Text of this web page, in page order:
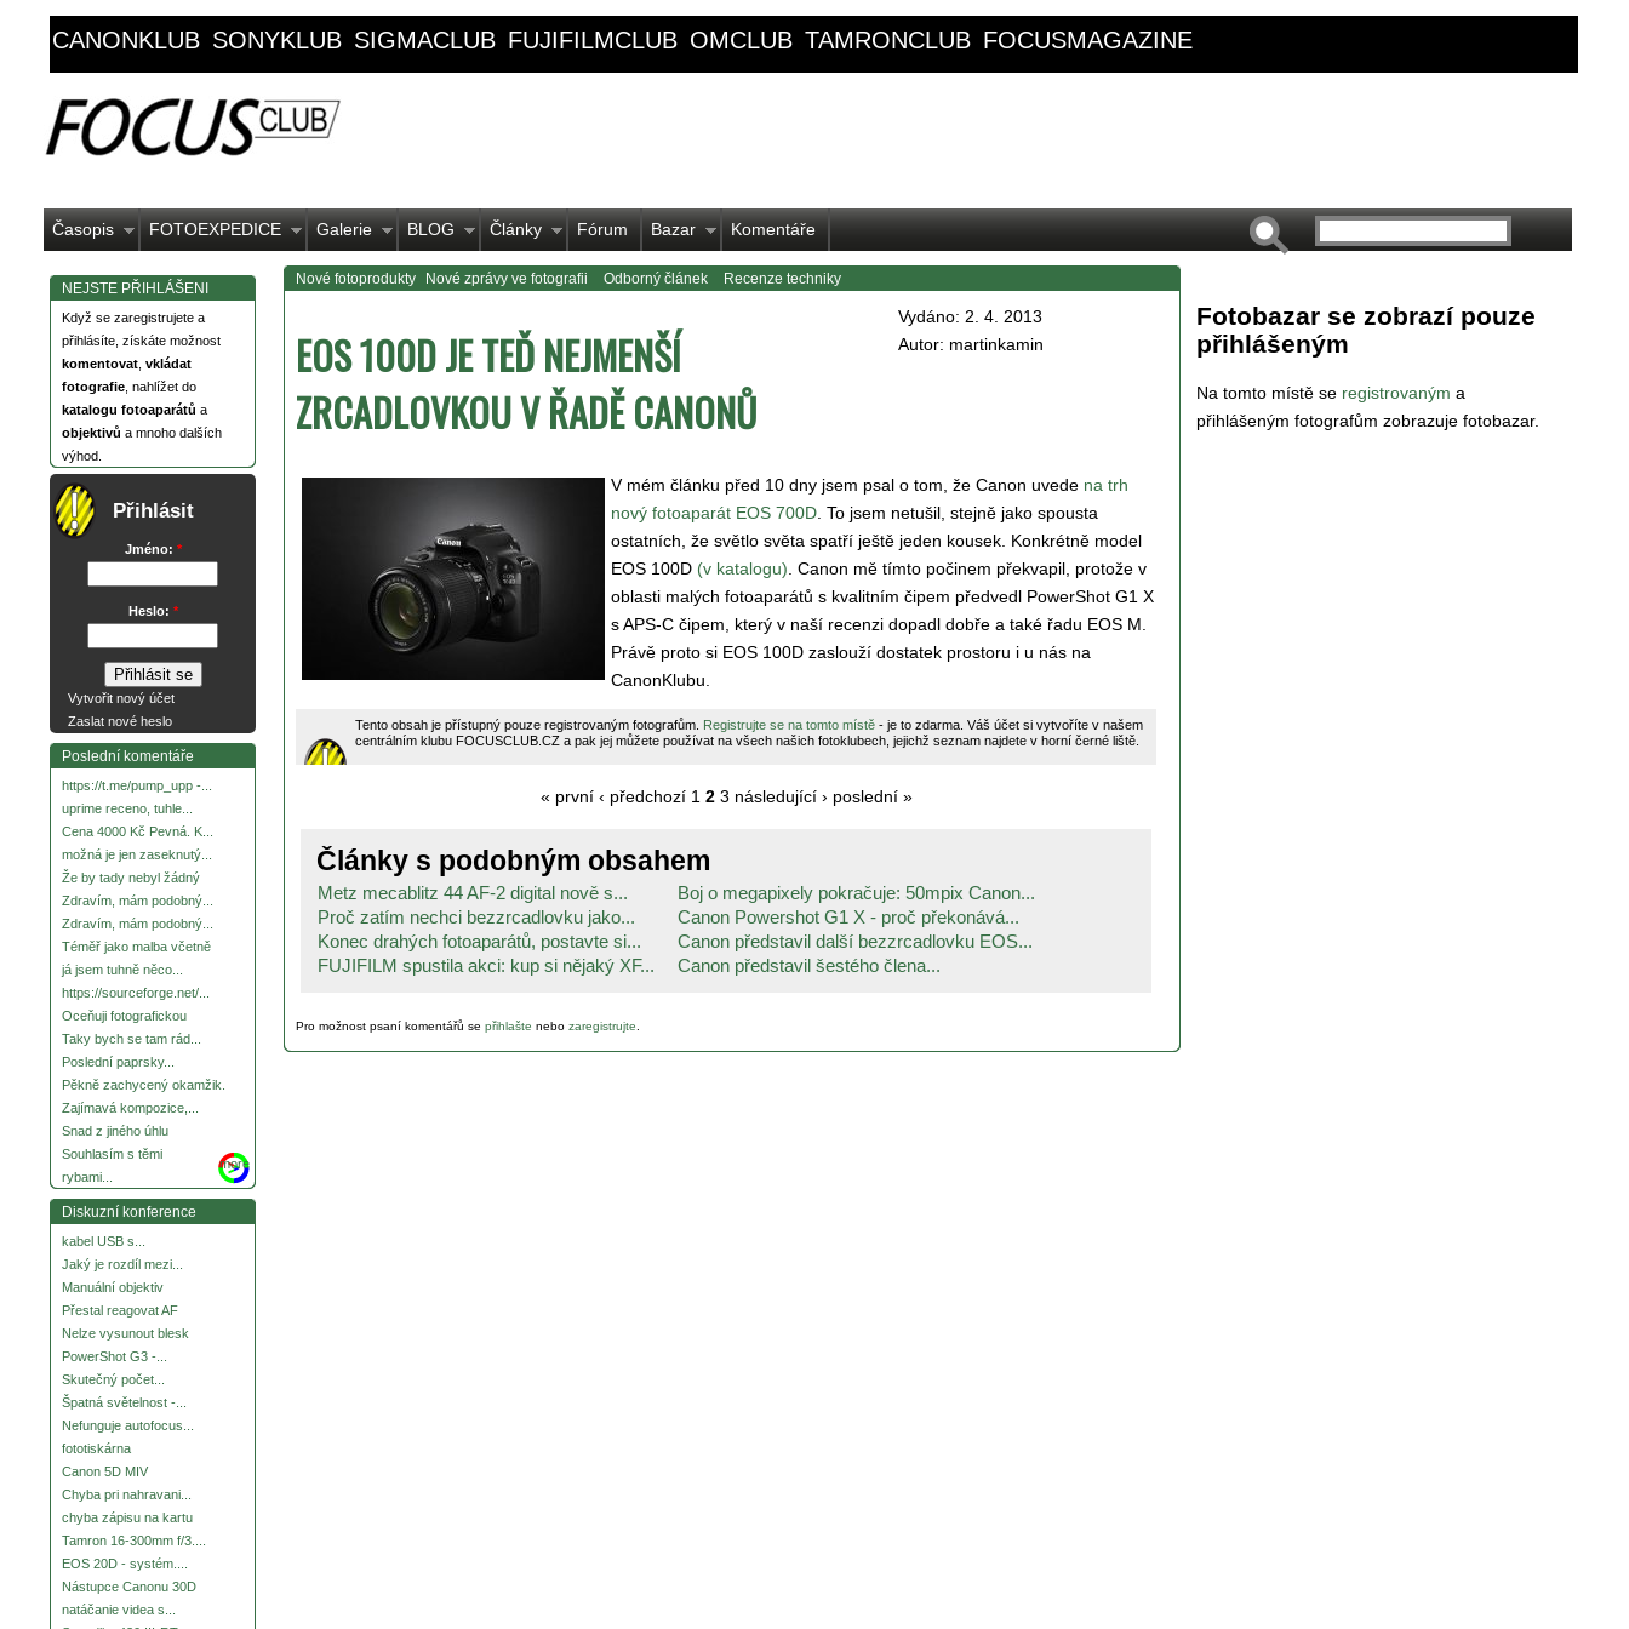
CANONKLUB SONYKLUB SIGMACLUB FUJIFILMCLUB OMCLUB TAMRONCLUB FOCUSMAGAZINE
Časopis FOTOEXPEDICE Galerie BLOG Články Fórum Bazar Komentáře
NEJSTE PŘIHLÁŠENI
Když se zaregistrujete a
přihlásíte, získáte možnost
komentovat vkládat
fotografie , nahlížet do
katalogu fotoaparátů a
objektivů a mnoho dalších
výhod.
Přihlásit
Jméno: *
Heslo: *
Vytvořit nový účet
Zaslat nové heslo
Poslední komentáře
https://t.me/pump_upp -...
uprime receno, tuhle...
Cena 4000 Kč Pevná. K...
možná je jen zaseknutý...
Že by tady nebyl žádný
Zdravím, mám podobný...
Zdravím, mám podobný...
Téměř jako malba včetně
já jsem tuhně něco...
https://sourceforge.net/...
Oceňuji fotografickou
Taky bych se tam rád...
Poslední paprsky...
Pěkně zachycený okamžik.
Zajímavá kompozice,...
Snad z jiného úhlu
Souhlasím s těmi
rybami...
more
Diskuzní konference
kabel USB s...
Jaký je rozdíl mezi...
Manuální objektiv
Přestal reagovat AF
Nelze vysunout blesk
PowerShot G3 -...
Skutečný počet...
Špatná světelnost -...
Nefunguje autofocus...
fototiskárna
Canon 5D MIV
Chyba pri nahravani...
chyba zápisu na kartu
Tamron 16-300mm f/3....
EOS 20D - systém....
Nástupce Canonu 30D
natáčanie videa s...
Nové fotoprodukty Nové zprávy ve fotografii Odborný článek Recenze techniky
EOS 100D JE TEĎ NEJMENŠÍ
ZRCADLOVKOU V ŘADĚ CANONŮ
Vydáno: 2. 4. 2013
Autor: martinkamin
V mém článku před 10 dny jsem psal o tom, že Canon uvede na trh
nový fotoaparát EOS 700D . To jsem netušil, stejně jako spousta
ostatních, že světlo světa spatří ještě jeden kousek. Konkrétně model
EOS 100D (v katalogu) . Canon mě tímto počinem překvapil, protože v
oblasti malých fotoaparátů s kvalitním čipem předvedl PowerShot G1 X
s APS-C čipem, který v naší recenzi dopadl dobře a také řadu EOS M.
Právě proto si EOS 100D zaslouží dostatek prostoru i u nás na
CanonKlubu.
Tento obsah je přístupný pouze registrovaným fotografům. Registrujte se na tomto místě - je to zdarma. Váš účet si vytvoříte v našem
centrálním klubu FOCUSCLUB.CZ a pak jej můžete používat na všech našich fotoklubech, jejichž seznam najdete v horní černé liště.
« první ‹ předchozí 1 2 3 následující › poslední »
Články s podobným obsahem
Metz mecablitz 44 AF-2 digital nově s...
Boj o megapixely pokračuje: 50mpix Canon...
Proč zatím nechci bezzrcadlovku jako...
Canon Powershot G1 X - proč překonává...
Konec drahých fotoaparátů, postavte si...
Canon představil další bezzrcadlovku EOS...
FUJIFILM spustila akci: kup si nějaký XF...
Canon představil šestého člena...
Pro možnost psaní komentářů se přihlašte nebo zaregistrujte
Fotobazar se zobrazí pouze
přihlášeným
Na tomto místě se registrovaným a
přihlášeným fotografům zobrazuje fotobazar.